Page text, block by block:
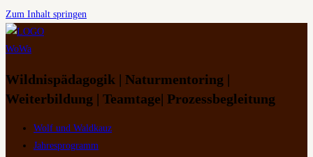
Zum Inhalt springen
Wildnispädagogik | Naturmentoring |
Weiterbildung | Teamtage| Prozessbegleitung
Wolf und Waldkauz
Jahresprogramm